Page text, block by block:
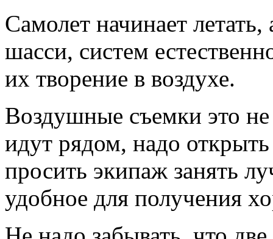
Самолет начинает
шасси, систем
их творение в воздухе.
Воздушные съемки это не
идут рядом, надо
просить экипаж занять
удобное для получения